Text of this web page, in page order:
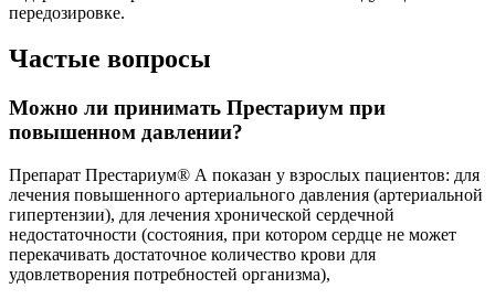
передозировке.
Частые вопросы
Можно ли принимать Престариум при
повышенном давлении?
Препарат Престариум® А показан у взрослых пациентов: для
лечения повышенного артериального давления (артериальной
гипертензии), для лечения хронической сердечной
недостаточности (состояния, при котором сердце не может
перекачивать достаточное количество крови для
удовлетворения потребностей организма),